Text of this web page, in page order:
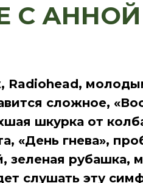
С АННОЙ
Radiohead,
сложное,
шкурка от
«День гнева»,
зеленая рубашка,
слушать эту